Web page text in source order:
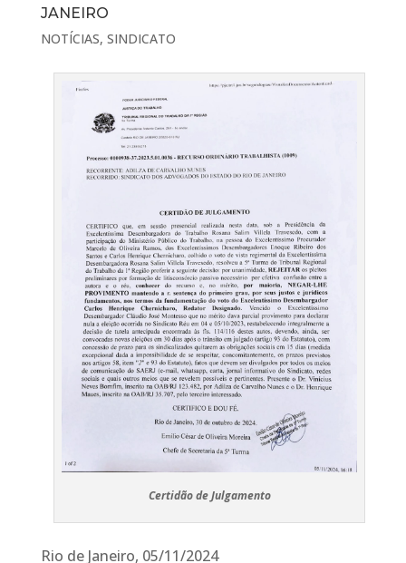
JANEIRO
NOTÍCIAS, SINDICATO
Certidão de Julgamento
Rio de Janeiro, 05/11/2024